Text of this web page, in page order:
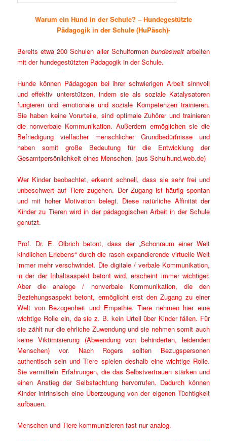
Warum ein Hund in der Schule? – Hundegestützte
Pädagogik in der Schule (HuPäsch)-
Bereits etwa 200 Schulen aller Schulformen bundesweitarbeiten
mit der hundegestützten Pädagogik in der Schule.
Hunde können Pädagogen bei ihrer schwierigen Arbeit sinnvoll
und effektiv unterstützen, indem sie als soziale Katalysatoren
fungieren und emotionale und soziale Kompetenzen trainieren.
Sie haben keine Vorurteile, sind optimale Zuhörer und trainieren
die nonverbale Kommunikation. Außerdem ermöglichen sie die
Befriedigung vielfacher menschlicher Grundbedürfnisse und
haben somit große Bedeutung für die Entwicklung der
Gesamtpersönlichkeit eines Menschen. (aus Schulhund.web.de)
Wer Kinder beobachtet, erkennt schnell, dass sie sehr frei und
unbeschwert auf Tiere zugehen. Der Zugang ist häufig spontan
und mit hoher Motivation belegt. Diese natürliche Affinität der
Kinder zu Tieren wird in der pädagogischen Arbeit in der Schule
genutzt.
Prof. Dr. E. Olbrich betont, dass der „Schonraum einer Welt
kindlichen Erlebens“ durch die rasch expandierende virtuelle Welt
immer mehr verschwindet. Die digitale / verbale Kommunikation,
in der der Inhaltsaspekt betont wird, erscheint immer wichtiger.
Aber die analoge / nonverbale Kommunikation, die den
Beziehungsaspekt betont, ermöglicht erst den Zugang zu einer
Welt von Bezogenheit und Empathie. Tiere nehmen hier eine
wichtige Rolle ein, da sie z. B. kein Urteil über Kinder fällen. Für
sie zählt nur die ehrliche Zuwendung und sie nehmen somit auch
keine Viktimisierung (Abwendung von behinderten, leidenden
Menschen) vor. Nach Rogers sollten Bezugspersonen
authentisch sein und Tiere spielen deshalb eine wichtige Rolle.
Sie vermitteln Erfahrungen, die das Selbstvertrauen stärken und
einen Anstieg der Selbstachtung hervorrufen. Dadurch können
Kinder intrinsisch eine Überzeugung von der eigenen Tüchtigkeit
aufbauen.
Menschen und Tiere kommunizieren fast nur analog.